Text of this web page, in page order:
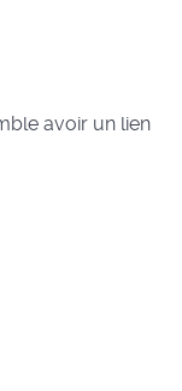
avoir un lien